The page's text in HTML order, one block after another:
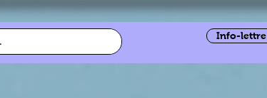
Info-lettre